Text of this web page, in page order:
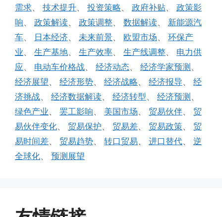
需求、 技术提升、 投资策略、 政府补贴、 政策影
响、 政策解读、 政策调整、 数据解读、 新能源汽
车、 日本经济、 未来前景、 欧盟市场、 环保产
业、 生产基地、 生产效率、 生产线调整、 电力供
应、 电动车价格战、 经济动态、 经济学家预测、
经济展望、 经济形势、 经济战略、 经济报导、 经
济挑战、 经济数据解读、 经济转型、 经济预测、
绿色产业、 罢工影响、 美国市场、 贸易伙伴、 贸
易伙伴变化、 贸易保护、 贸易差、 贸易政策、 贸
易时间差、 贸易趋势、 转口贸易、 进口替代、 逆
全球化、 预测展望